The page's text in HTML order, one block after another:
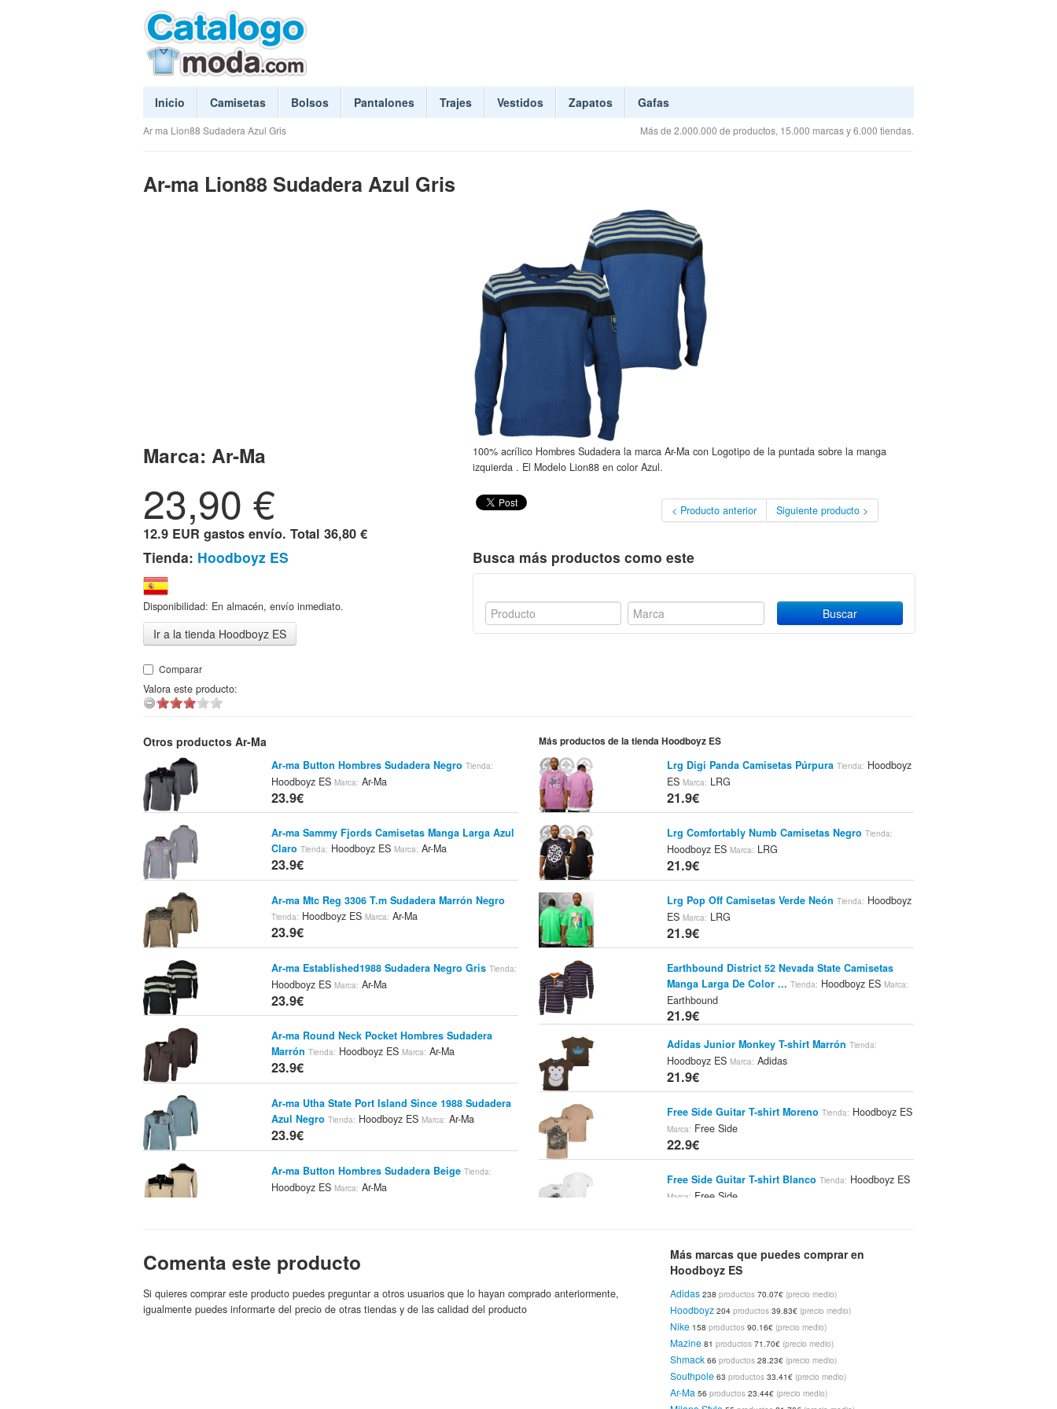
Inicio Camisetas Bolsos Pantalones Trajes Vestidos Zapatos Gafas
Ar ma Lion88 Sudadera Azul Gris Más de 2.000.000 de productos, 15.000 marcas y 6.000 tiendas.
Ar-ma Lion88 Sudadera Azul Gris
Marca: Ar-Ma
23,90 €
12.9 EUR gastos envío. Total 36,80 €
Tienda: Hoodboyz ES
Disponibilidad: En almacén, envío inmediato.
Ir a la tienda Hoodboyz ES
Comparar
Valora este producto:
100% acrílico Hombres Sudadera la marca Ar-Ma con Logotipo de la puntada sobre la manga
izquierda . El Modelo Lion88 en color Azul.
< Producto anterior Siguiente producto >
Busca más productos como este
Otros productos Ar-Ma
Ar-ma Button Hombres Sudadera Negro Tienda:
Hoodboyz ESMarca: Ar-Ma
23.9€
Ar-ma Sammy Fjords Camisetas Manga Larga Azul
Claro Tienda: Hoodboyz ESMarca: Ar-Ma
23.9€
Ar-ma Mtc Reg 3306 T.m Sudadera Marrón Negro
Tienda: Hoodboyz ESMarca: Ar-Ma
23.9€
Ar-ma Established1988 Sudadera Negro Gris Tienda:
Hoodboyz ESMarca: Ar-Ma
23.9€
Ar-ma Round Neck Pocket Hombres Sudadera
Marrón Tienda: Hoodboyz ESMarca: Ar-Ma
23.9€
Ar-ma Utha State Port Island Since 1988 Sudadera
Azul Negro Tienda: Hoodboyz ESMarca: Ar-Ma
23.9€
Ar-ma Button Hombres Sudadera Beige Tienda:
Hoodboyz ESMarca: Ar-Ma
Hoodboyz ES
23.9€
Ar-ma Established1988 Sudadera Gris Oscuro Azul
Más productos de la tienda Hoodboyz ES
Lrg Digi Panda Camisetas Púrpura Tienda: Hoodboyz
ES Marca: LRG
21.9€
Lrg Comfortably Numb Camisetas Negro Tienda:
Hoodboyz ES Marca: LRG
21.9€
Lrg Pop Off Camisetas Verde Neón Tienda: Hoodboyz
ES Marca: LRG
21.9€
Earthbound District 52 Nevada State Camisetas
Manga Larga De Color ... Tienda: Hoodboyz ES Marca:
Earthbound
21.9€
Adidas Junior Monkey T-shirt Marrón Tienda:
Hoodboyz ES Marca: Adidas
21.9€
Free Side Guitar T-shirt Moreno Tienda: Hoodboyz ES
Marca: Free Side
22.9€
Free Side Guitar T-shirt Blanco Tienda: Hoodboyz ES
Marca: Free Side
Supreme Being Patch Scarf Bufandas Negro
Hoodboyz ESMarca: Supreme Being
22.9€
Adidas Solid V-neck Camisetas Gris Tienda:
Hoodboyz ESMarca:Adidas
22.9€
Free Side Guitar T-shirt Cal Tienda:Hoodboyz ES
Marca:Free Side
Comenta este producto
Si quieres comprar este producto puedes preguntar a otros usuarios que lo hayan comprado anteriormente,
igualmente puedes informarte del precio de otras tiendas y de las calidad del producto
Más marcas que puedes comprar en
Hoodboyz ES
Adidas 238productos 70.07€ (precio medio)
Hoodboyz 204productos 39.83€ (precio medio)
Nike 158productos 90.16€ (precio medio)
Mazine 81productos 71.70€ (precio medio)
Shmack 66productos 28.23€ (precio medio)
Southpole 63productos 33.41€ (precio medio)
Ar-Ma 56productos 23.44€ (precio medio)